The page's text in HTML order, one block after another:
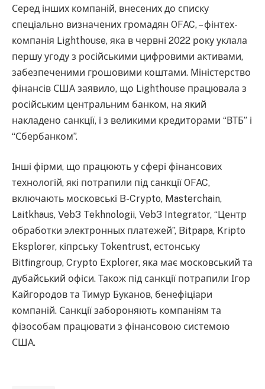
Серед інших компаній, внесених до списку
спеціально визначених громадян OFAC, – фінтех-
компанія Lighthouse, яка в червні 2022 року уклала
першу угоду з російськими цифровими активами,
забезпеченими грошовими коштами. Міністерство
фінансів США заявило, що Lighthouse працювала з
російським центральним банком, на який
накладено санкції, і з великими кредиторами “ВТБ” і
“Сбербанком”.
Інші фірми, що працюють у сфері фінансових
технологій, які потрапили під санкції OFAC,
включають московські B-Crypto, Masterchain,
Laitkhaus, Veb3 Tekhnologii, Veb3 Integrator, “Центр
обработки электронных платежей”, Bitpapa, Kripto
Eksplorer, кіпрську Tokentrust, естонську
Bitfingroup, Crypto Explorer, яка має московський та
дубайський офіси. Також під санкції потрапили Ігор
Кайгородов та Тимур Буканов, бенефіціари
компаній. Санкції забороняють компаніям та
фізособам працювати з фінансовою системою
США.